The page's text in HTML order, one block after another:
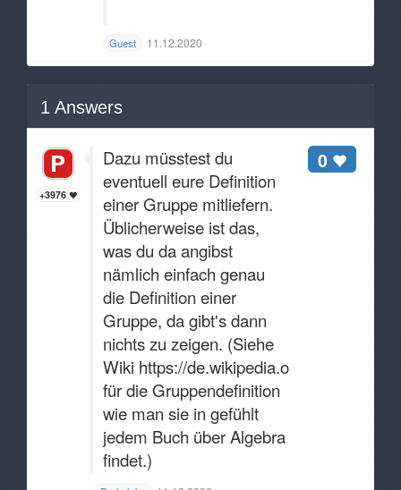
Guest 11.12.2020
1 Answers
+3976
0
Dazu müsstest du
eventuell eure Definition
einer Gruppe mitliefern.
Üblicherweise ist das,
was du da angibst
nämlich einfach genau
die Definition einer
Gruppe, da gibt's dann
nichts zu zeigen. (Siehe
Wiki https://de.wikipedia.org/wiki/
für die Gruppendefinition
wie man sie in gefühlt
jedem Buch über Algebra
findet.)